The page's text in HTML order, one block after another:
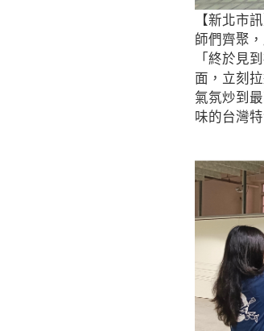
【新北市
師們齊聚
「終於見
面，立刻
氣氛炒到
味的台灣